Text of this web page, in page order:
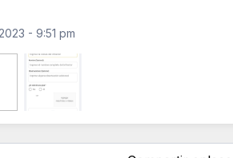
- 9:51 pm